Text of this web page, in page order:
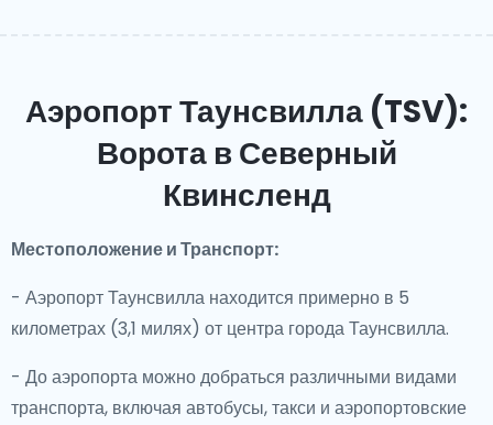
Аэропорт Таунсвилла (TSV):
Ворота в Северный
Квинсленд
Местоположение и Транспорт:
- Аэропорт Таунсвилла находится примерно в 5
километрах (3,1 милях) от центра города Таунсвилла.
- До аэропорта можно добраться различными видами
транспорта, включая автобусы, такси и аэропортовские